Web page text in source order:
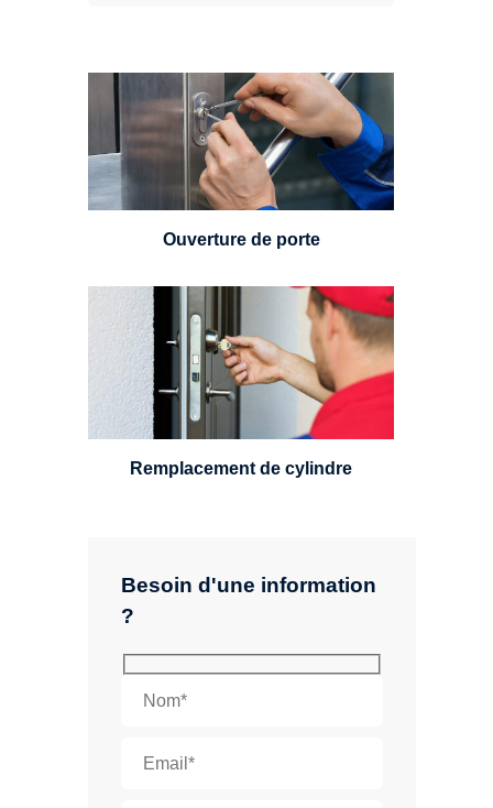
Besoin d'une information
?
Vous avez perdu vos clés ou la
porte s'est refermée derrière vous
? Un serrurier est disponible
24h/7.
Ouverture de porte
Un serrurier sera en mesure de
choisir et remplacer un cylindre
standard, à 5 leviers ou à 3
leviers, Mul-T-Lock ou encore
multipoints.
Remplacement de cylindre